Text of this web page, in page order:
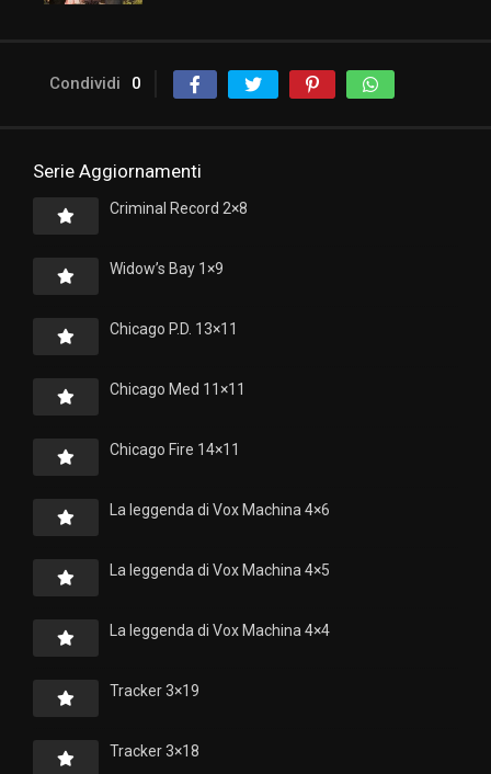
Condividi 0
Serie Aggiornamenti
Criminal Record 2×8
Widow’s Bay 1×9
Chicago P.D. 13×11
Chicago Med 11×11
Chicago Fire 14×11
La leggenda di Vox Machina 4×6
La leggenda di Vox Machina 4×5
La leggenda di Vox Machina 4×4
Tracker 3×19
Tracker 3×18